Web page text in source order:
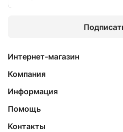
Интернет-магазин
Компания
Информация
Помощь
Контакты